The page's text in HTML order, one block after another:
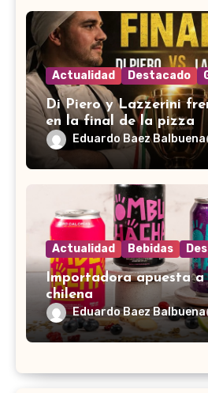
Actualidad Destacado
Di Piero y Lazzerini
en la final de la pizza
Eduardo Baez Balbuena
Actualidad Bebidas
Importadora apuesta a
chilena
Eduardo Baez Balbuena